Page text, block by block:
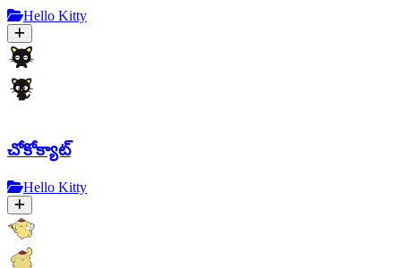
Hello Kitty
చోకోక్యాట్
Hello Kitty